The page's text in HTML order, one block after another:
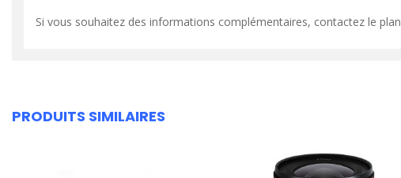
Si vous souhaitez des informations complémentaires, contactez le
PRODUITS SIMILAIRES